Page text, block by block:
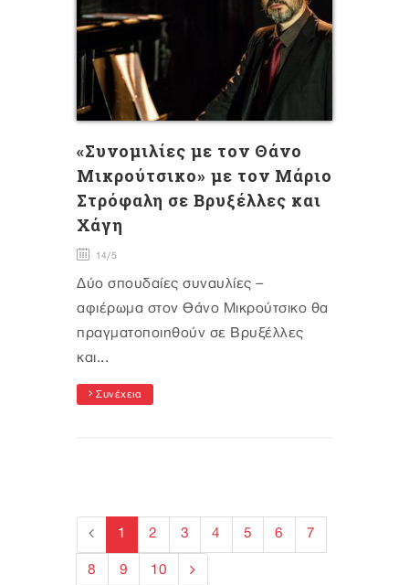
«Συνομιλίες με τον Θάνο
Μικρούτσικο» με τον Μάριο
Στρόφαλη σε Βρυξέλλες και
Χάγη
14/5
Δύο σπουδαίες συναυλίες –
αφιέρωμα στον Θάνο Μικρούτσικο θα
πραγματοποιηθούν σε Βρυξέλλες
και...
Συνέχεια
1 2 3 4 5 6 7
8 9 10